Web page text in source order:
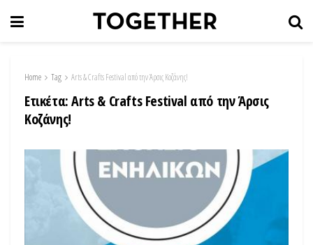
Home Tag Arts & Crafts Festival από την Άρσις Κοζάνης!
Ετικέτα:Arts & Crafts Festival από την Άρσις
Κοζάνης!